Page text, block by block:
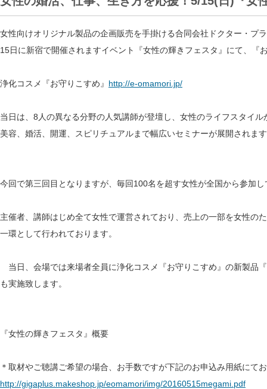
女性向けオリジナル製品の企画販売を手掛ける合同会社ドクター・プ
15日に新宿で開催されますイベント『女性の輝きフェスタ』にて、『
浄化コスメ『お守りこすめ』 http://e-omamori.jp/
当日は、8人の異なる分野の人気講師が登壇し、女性のライフスタイル
美容、婚活、開運、スピリチュアルまで幅広いセミナーが展開されま
今回で第三回目となりますが、毎回100名を超す女性が全国から参加し
主催者、講師はじめ全て女性で運営されており、売上の一部を女性の
一環として行われております。
当日、会場では来場者全員に浄化コスメ『お守りこすめ』の新製品
も実施致します。
『女性の輝きフェスタ』概要
＊取材やご聴講ご希望の場合、お手数ですが下記のお申込み用紙にて
http://gigaplus.makeshop.jp/eomamori/img/20160515megami.pdf